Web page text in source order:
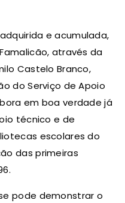
e acumulada,
através da
Castelo Branco,
do Serviço de Apoio
em boa verdade já
técnico e de
escolares do
das primeiras
pode demonstrar o